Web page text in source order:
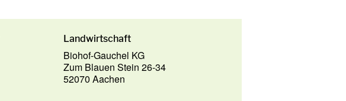
Landwirtschaft
Biohof-Gauchel KG
Zum Blauen Stein 26-34
52070 Aachen